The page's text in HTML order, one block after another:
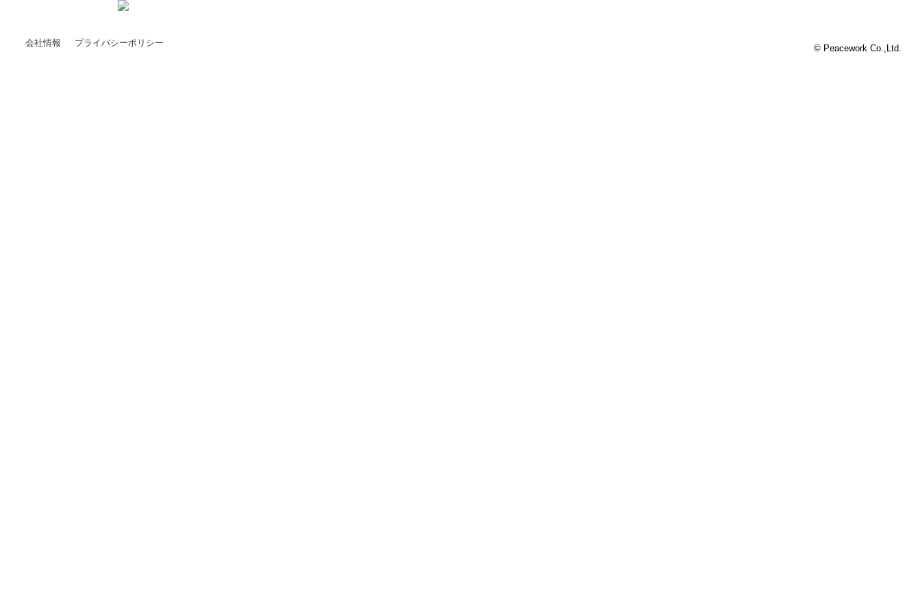
会社情報 プライバシーポリシー © Peacework Co.,Ltd.